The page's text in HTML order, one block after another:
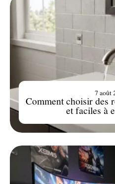
Comment choisir des
et faciles à
7 août